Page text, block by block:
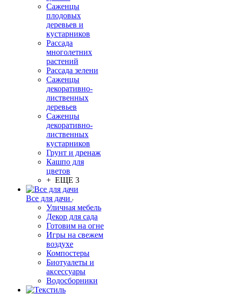
Саженцы
плодовых
деревьев и
кустарников
Рассада
многолетних
растений
Рассада зелени
Саженцы
декоративно-
лиственных
деревьев
Саженцы
декоративно-
лиственных
кустарников
Грунт и дренаж
Кашпо для
цветов
+ ЕЩЕ 3
Все для дачи
Уличная мебель
Декор для сада
Готовим на огне
Игры на свежем
воздухе
Компостеры
Биотуалеты и
аксессуары
Водосборники